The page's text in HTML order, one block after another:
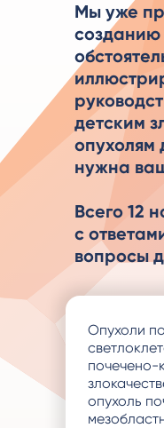
Опухоли
почечено-
опухоль
Мы уже
детским
опухолям
нужна
Всего 12
с
вопросы